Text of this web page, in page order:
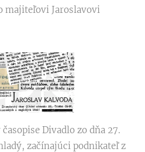
majiteľovi Jaroslavovi
Divadlo zo dňa 27.
začínajúci podnikateľ z